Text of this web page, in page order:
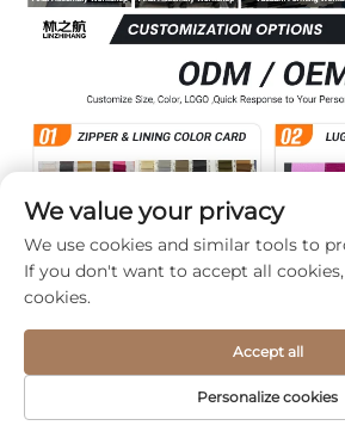
We value your privacy
We use cookies and similar tools to
If you don't want to accept all
cookies.
Personalize cookies
Accept all